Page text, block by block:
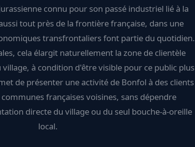
connu pour son passé industriel lié à la
tout près de la frontière française, dans une
transfrontaliers font partie du quotidien.
cela élargit naturellement la zone de clientèle
à condition d'être visible pour ce public plus
de présenter une activité de Bonfol à des clients
françaises voisines, sans dépendre
directe du village ou du seul bouche-à-oreille
local.